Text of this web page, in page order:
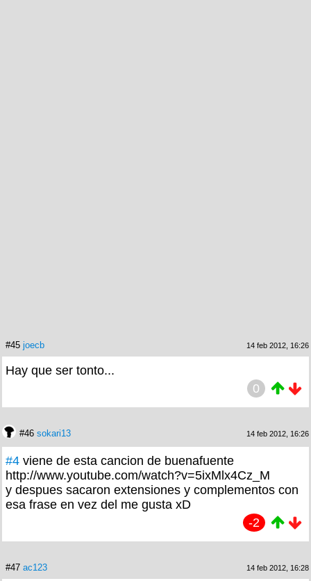
#45 joecb 14 feb 2012, 16:26
Hay que ser tonto...
0
#46 sokari13 14 feb 2012, 16:26
#4 viene de esta cancion de buenafuente
http://www.youtube.com/watch?v=5ixMlx4Cz_M
y despues sacaron extensiones y complementos con
esa frase en vez del me gusta xD
-2
#47 ac123 14 feb 2012, 16:28